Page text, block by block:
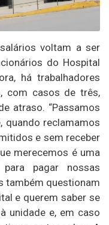
voltam a ser
do Hospital
há trabalhadores
com casos de três,
atraso. “Passamos
quando reclamamos
e sem receber
merecemos é uma
para pagar nossas
também questionam
e querem saber se
unidade e, em caso